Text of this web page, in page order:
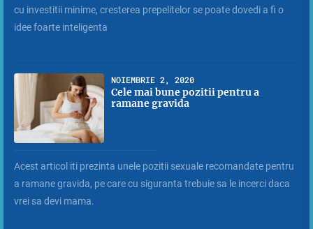
cu investitii minime, cresterea prepelitelor se poate dovedi a fi o
idee foarte inteligenta
NOIEMBRIE 2, 2020
Cele mai bune pozitii pentru a
ramane gravida
Acest articol iti prezinta unele pozitii sexuale recomandate pentru
a ramane gravida, pe care cu siguranta trebuie sa le incerci daca
vrei sa devi mama.